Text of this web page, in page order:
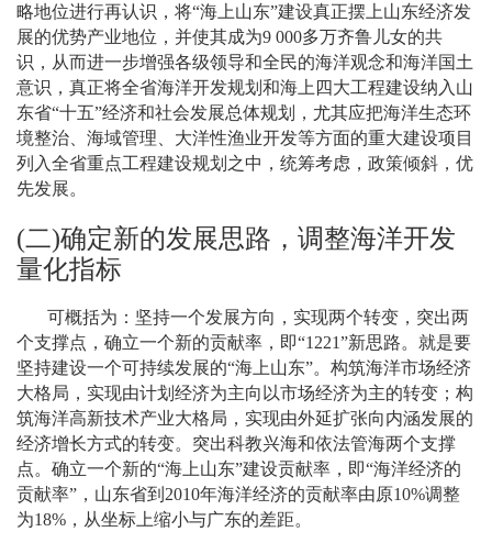
略地位进行再认识，将“海上山东”建设真正摆上山东经济发
展的优势产业地位，并使其成为9 000多万齐鲁儿女的共
识，从而进一步增强各级领导和全民的海洋观念和海洋国土
意识，真正将全省海洋开发规划和海上四大工程建设纳入山
东省“十五”经济和社会发展总体规划，尤其应把海洋生态环
境整治、海域管理、大洋性渔业开发等方面的重大建设项目
列入全省重点工程建设规划之中，统筹考虑，政策倾斜，优
先发展。
(二)确定新的发展思路，调整海洋开发
量化指标
可概括为：坚持一个发展方向，实现两个转变，突出两
个支撑点，确立一个新的贡献率，即“1221”新思路。就是要
坚持建设一个可持续发展的“海上山东”。构筑海洋市场经济
大格局，实现由计划经济为主向以市场经济为主的转变；构
筑海洋高新技术产业大格局，实现由外延扩张向内涵发展的
经济增长方式的转变。突出科教兴海和依法管海两个支撑
点。确立一个新的“海上山东”建设贡献率，即“海洋经济的
贡献率”，山东省到 2010年海洋经济的贡献率由原10%调整
为18% ，从坐标上缩小与广东的差距。